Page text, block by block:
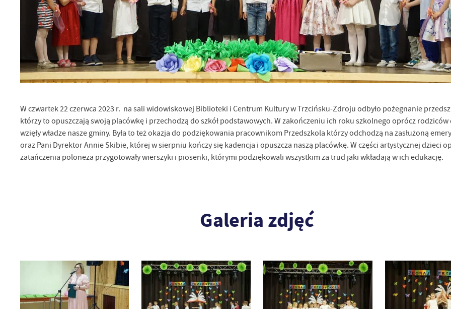
W czwartek 22 czerwca 2023 r. na sali widowiskowej Biblioteki i Centrum Kultury w Trzcińsku-Zdroju odbyło pożegnanie
którzy to opuszczają swoją placówkę i przechodzą do szkół podstawowych. W zakończeniu ich roku szkolnego oprócz rodziców
wzięły władze nasze gminy. Była to też okazja do podziękowania pracownikom Przedszkola którzy odchodzą na zasłużoną
oraz Pani Dyrektor Annie Skibie, której w sierpniu kończy się kadencja i opuszcza naszą placówkę. W części artystycznej dzieci
zatańczenia poloneza przygotowały wierszyki i piosenki, którymi podziękowali wszystkim za trud jaki wkładają w ich edukację.
Galeria zdjęć